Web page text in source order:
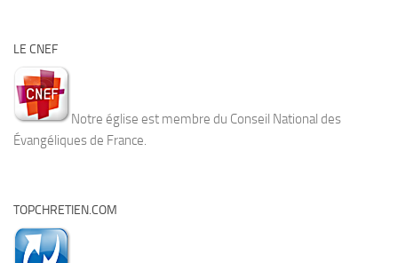
LE CNEF
Notre église est membre du Conseil National des
Évangéliques de France.
TOPCHRETIEN.COM